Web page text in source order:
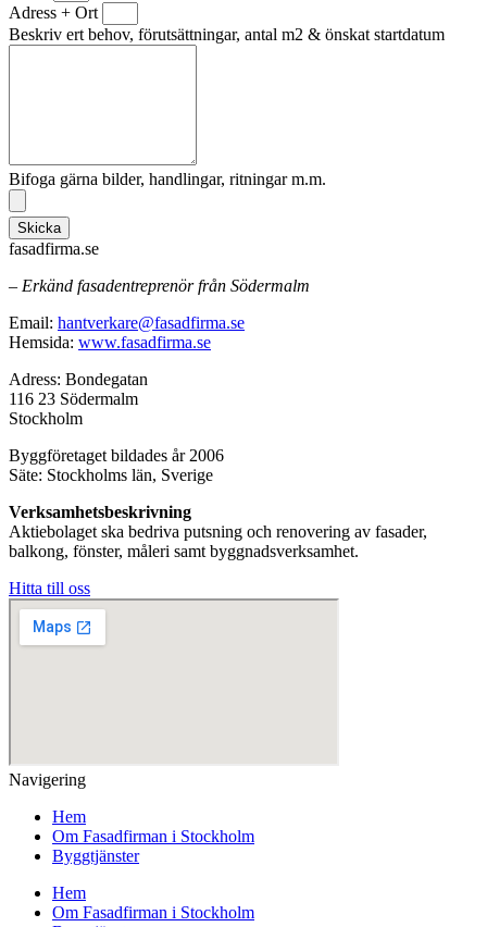
Adress + Ort
Beskriv ert behov, förutsättningar, antal m2 & önskat startdatum
Bifoga gärna bilder, handlingar, ritningar m.m.
Skicka
fasadfirma.se
– Erkänd fasadentreprenör från Södermalm
Email: hantverkare@fasadfirma.se
Hemsida: www.fasadfirma.se
Adress: Bondegatan
116 23 Södermalm
Stockholm
Byggföretaget bildades år 2006
Säte: Stockholms län, Sverige
Verksamhetsbeskrivning
Aktiebolaget ska bedriva putsning och renovering av fasader,
balkong, fönster, måleri samt byggnadsverksamhet.
Hitta till oss
Navigering
Hem
Om Fasadfirman i Stockholm
Byggtjänster
Hem
Om Fasadfirman i Stockholm